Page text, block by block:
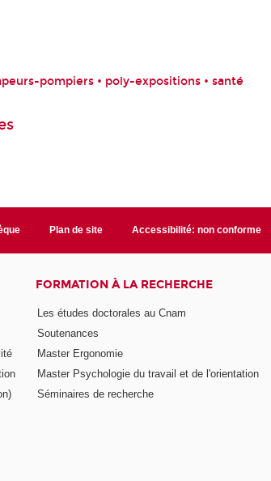
pompiers • poly-expositions • santé
Plan de site Accessibilité: non conforme
FORMATION À LA RECHERCHE
Les études doctorales au Cnam
Soutenances
Master Ergonomie
Master Psychologie du travail et de l'orientation
Séminaires de recherche